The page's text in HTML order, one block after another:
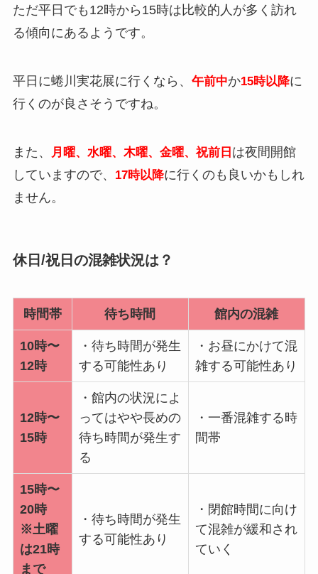
ただ平日でも12時から15時は比較的人が多く訪れ
る傾向にあるようです。
平日に蜷川実花展に行くなら、 午前中か15時以降に
行くのが良さそうですね。
また、 月曜、水曜、木曜、金曜、祝前日 は夜間開館
していますので、 17時以降に行くのも良いかもしれ
ません。
休日/祝日の混雑状況は？
時間帯 待ち時間 館内の混雑
10時〜
12時
・待ち時間が発生
する可能性あり
・お昼にかけて混
雑する可能性あり
12時〜
15時
・館内の状況によ
ってはやや長めの
待ち時間が発生す
る
・一番混雑する時
間帯
15時〜
20時
※土曜
は21時
まで
・待ち時間が発生
する可能性あり
・閉館時間に向け
て混雑が緩和され
ていく